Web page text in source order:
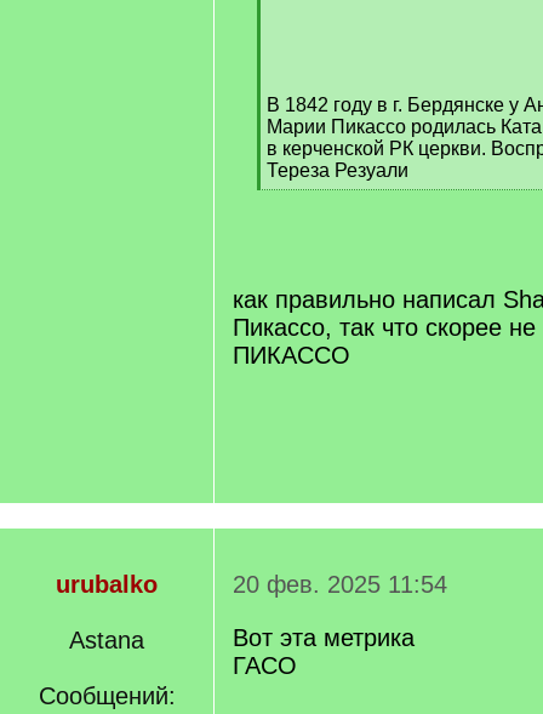
В 1842 году в г. Бердянске у
Марии Пикассо родилась
в керченской РК церкви.
Тереза Резуали
[
как правильно написал
Пикассо, так что скорее
ПИКАССО
urubalko
Astana
Сообщений:
20 фев. 2025 11:54
Вот эта метрика
ГАСО